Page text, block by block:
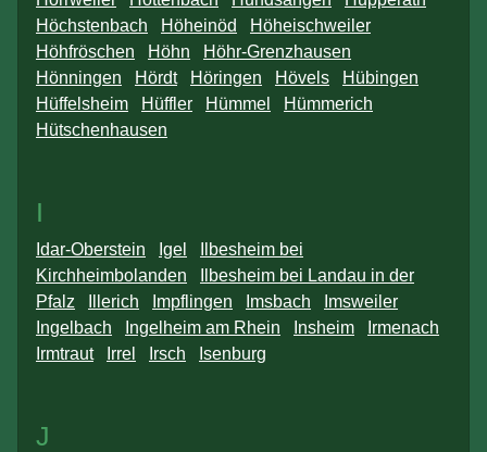
Höchstenbach
Höheinöd
Höheischweiler
Höhfröschen
Höhn
Höhr-Grenzhausen
Hönningen
Hördt Höringen Hövels
Hübingen
Hüffelsheim
Hüffler Hümmel
Hümmerich
Hütschenhausen
I
Idar-Oberstein Igel
Ilbesheim bei
Kirchheimbolanden
Ilbesheim bei Landau in der
Pfalz
Illerich Impflingen Imsbach
Imsweiler
Ingelbach
Ingelheim am Rhein Insheim
Irmenach
Irmtraut
Irrel Irsch Isenburg
J